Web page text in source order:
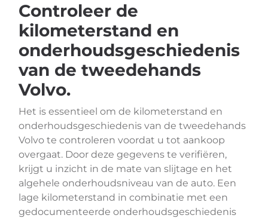
Controleer de
kilometerstand en
onderhoudsgeschiedenis
van de tweedehands
Volvo.
Het is essentieel om de kilometerstand en
onderhoudsgeschiedenis van de tweedehands
Volvo te controleren voordat u tot aankoop
overgaat. Door deze gegevens te verifiëren,
krijgt u inzicht in de mate van slijtage en het
algehele onderhoudsniveau van de auto. Een
lage kilometerstand in combinatie met een
gedocumenteerde onderhoudsgeschiedenis